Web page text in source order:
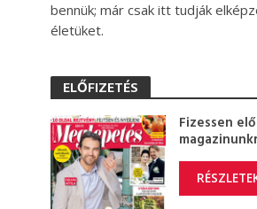
bennük; már csak itt tudják
életüket.
ELŐFIZETÉS
Fizessen elő